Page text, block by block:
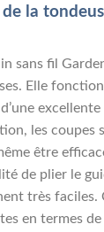
de la
sans fil
Elle
les coupes
être
de plier le
très faciles.
en termes